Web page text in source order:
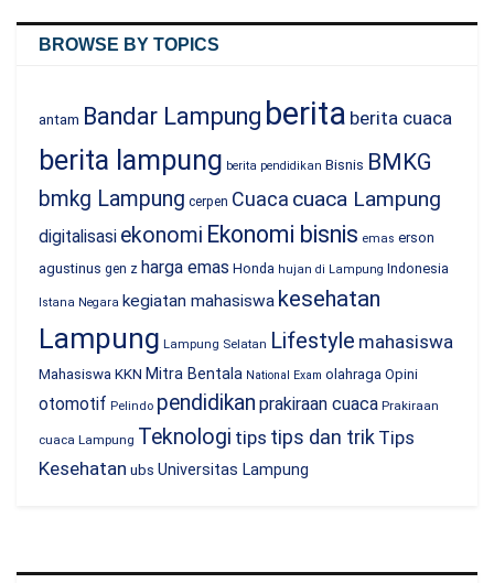
BROWSE BY TOPICS
antam Bandar Lampung berita berita cuaca
berita lampung berita pendidikan Bisnis BMKG
bmkg Lampung cerpen Cuaca cuaca Lampung
digitalisasi ekonomi Ekonomi bisnis emas erson
agustinus gen z harga emas Honda hujan di Lampung Indonesia
Istana Negara kegiatan mahasiswa kesehatan
Lampung Lampung Selatan Lifestyle mahasiswa
Mahasiswa KKN Mitra Bentala National Exam olahraga Opini
otomotif Pelindo pendidikan prakiraan cuaca Prakiraan
cuaca Lampung Teknologi tips tips dan trik Tips
Kesehatan ubs Universitas Lampung